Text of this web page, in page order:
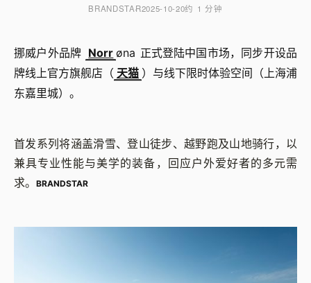
BRANDSTAR2025-10-20约 1 分钟
挪威户外品牌 Norr øna 正式登陆中国市场，同步开设品
牌线上官方旗舰店（ 天猫 ）与线下限时体验空间（上海浦
东嘉里城）。
首发系列将涵盖滑雪、登山徒步、越野跑及山地骑行，以
兼具专业性能与美学的装备，回应户外爱好者的多元需
求。
BRANDSTAR